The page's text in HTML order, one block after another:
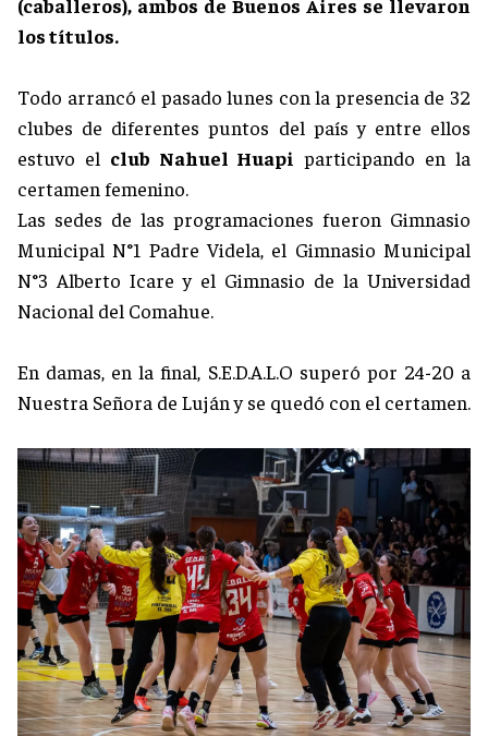
(caballeros), ambos de Buenos Aires se llevaron
los títulos.
Todo arrancó el pasado lunes con la presencia de 32
clubes de diferentes puntos del país y entre ellos
estuvo el club Nahuel Huapi participando en la
certamen femenino.
Las sedes de las programaciones fueron Gimnasio
Municipal N°1 Padre Videla, el Gimnasio Municipal
N°3 Alberto Icare y el Gimnasio de la Universidad
Nacional del Comahue.
En damas, en la final, S.E.D.A.L.O superó por 24-20 a
Nuestra Señora de Luján y se quedó con el certamen.